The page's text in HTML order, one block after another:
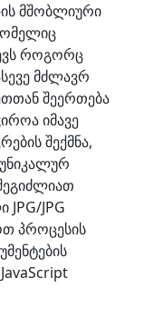
მშობლიური
როგორც
მძლავრ
შეერთება
იმავე
შექმნა,
JPG
პროცესის